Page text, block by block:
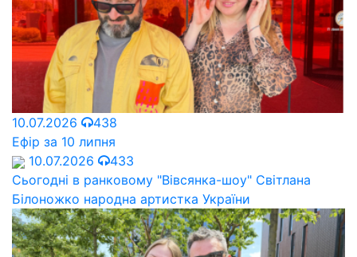
10.07.2026
438
Ефір за 10 липня
10.07.2026
433
Сьогодні в ранковому "Вівсянка-шоу" Cвітлана
Білоножко народна артистка України